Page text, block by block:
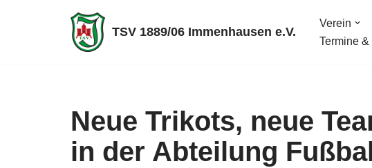
TSV 1889/06 Immenhausen e.V.
Verein
Termine
Neue Trikots, neue
in der Abteilung